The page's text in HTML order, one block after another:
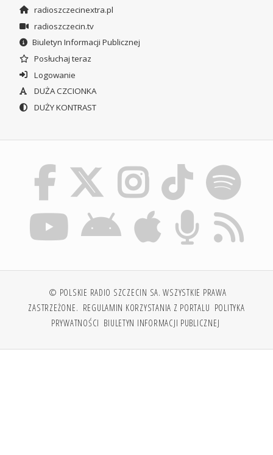
radioszczecinextra.pl
radioszczecin.tv
Biuletyn Informacji Publicznej
Posłuchaj teraz
Logowanie
DUŻA CZCIONKA
DUŻY KONTRAST
© POLSKIE RADIO SZCZECIN SA. WSZYSTKIE PRAWA
ZASTRZEŻONE. REGULAMIN KORZYSTANIA Z PORTALU POLITYKA
PRYWATNOŚCI BIULETYN INFORMACJI PUBLICZNEJ